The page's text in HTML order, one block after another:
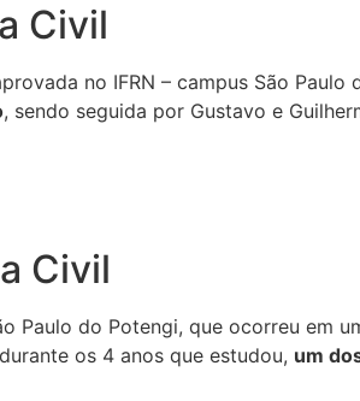
Civil
no IFRN – campus São
, sendo seguida por Gustavo e
Civil
Paulo do Potengi, que ocorreu em
os 4 anos que estudou, um